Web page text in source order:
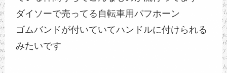
ダイソーで売ってる自転車用パフホーン
ゴムバンドが付いていてハンドルに付けられる
みたいです